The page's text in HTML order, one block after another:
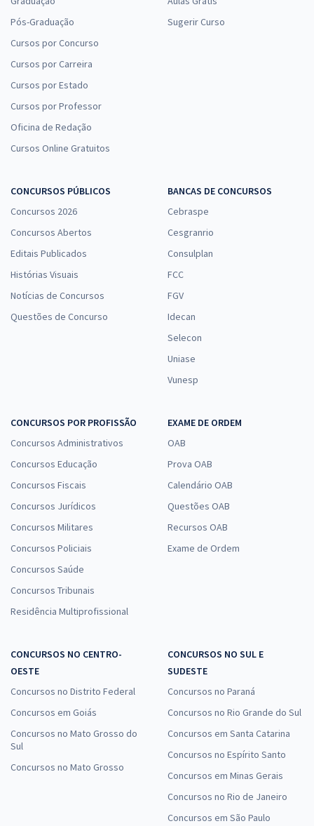
Pós-Graduação
Cursos por Concurso
Cursos por Carreira
Cursos por Estado
Cursos por Professor
Oficina de Redação
Cursos Online Gratuitos
Sugerir Curso
CONCURSOS PÚBLICOS
Concursos 2026
Concursos Abertos
Editais Publicados
Histórias Visuais
Notícias de Concursos
Questões de Concurso
BANCAS DE CONCURSOS
Cebraspe
Cesgranrio
Consulplan
FCC
FGV
Idecan
Selecon
Uniase
Vunesp
CONCURSOS POR PROFISSÃO
Concursos Administrativos
Concursos Educação
Concursos Fiscais
Concursos Jurídicos
Concursos Militares
Concursos Policiais
Concursos Saúde
Concursos Tribunais
Residência Multiprofissional
EXAME DE ORDEM
OAB
Prova OAB
Calendário OAB
Questões OAB
Recursos OAB
Exame de Ordem
CONCURSOS NO CENTRO-
OESTE
Concursos no Distrito Federal
Concursos em Goiás
Concursos no Mato Grosso do
Sul
Concursos no Mato Grosso
CONCURSOS NO SUL E
SUDESTE
Concursos no Paraná
Concursos no Rio Grande do Sul
Concursos em Santa Catarina
Concursos no Espírito Santo
Concursos em Minas Gerais
Concursos no Rio de Janeiro
Concursos em São Paulo